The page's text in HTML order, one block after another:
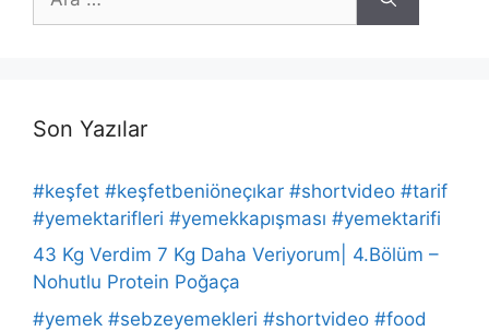
ara
Son Yazılar
#keşfet #keşfetbeniöneçıkar #shortvideo #tarif
#yemektarifleri #yemekkapışması #yemektarifi
43 Kg Verdim 7 Kg Daha Veriyorum| 4.Bölüm –
Nohutlu Protein Poğaça
#yemek #sebzeyemekleri #shortvideo #food